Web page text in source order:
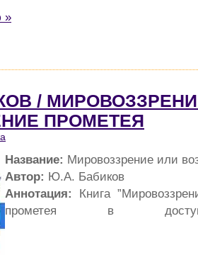
»
/
ПРОМЕТЕЯ
Название: Мировоззрение или
Автор: Ю.А. Бабиков
Аннотация: Книга
прометея в